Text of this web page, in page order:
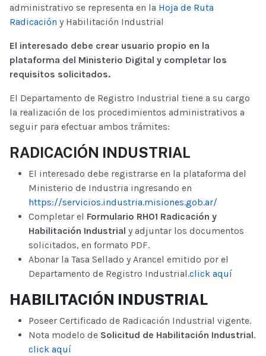
administrativo se representa en la Hoja de Ruta
Radicación y Habilitación Industrial
El interesado debe crear usuario propio en la
plataforma del Ministerio Digital y completar los
requisitos solicitados.
El Departamento de Registro Industrial tiene a su cargo
la realización de los procedimientos administrativos a
seguir para efectuar ambos trámites:
RADICACIÓN INDUSTRIAL
El interesado debe registrarse en la plataforma del
Ministerio de Industria ingresando en
https://servicios.industria.misiones.gob.ar/
Completar el Formulario RH01 Radicación y
Habilitación Industrial y adjuntar los documentos
solicitados, en formato PDF.
Abonar la Tasa Sellado y Arancel emitido por el
Departamento de Registro Industrial.click aquí
HABILITACIÓN INDUSTRIAL
Poseer Certificado de Radicación Industrial vigente.
Nota modelo de Solicitud de Habilitación Industrial.
click aquí